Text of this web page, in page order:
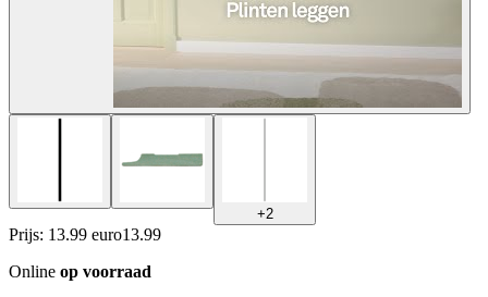
+2
Prijs: 13.99 euro13.99
Online op voorraad